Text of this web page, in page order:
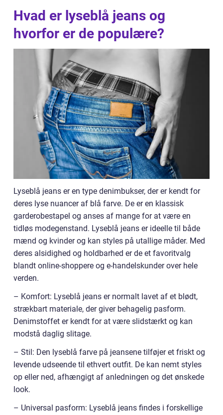
Hvad er lyseblå jeans og
hvorfor er de populære?
Lyseblå jeans er en type denimbukser, der er kendt for
deres lyse nuancer af blå farve. De er en klassisk
garderobestapel og anses af mange for at være en
tidløs modegenstand. Lyseblå jeans er ideelle til både
mænd og kvinder og kan styles på utallige måder. Med
deres alsidighed og holdbarhed er de et favoritvalg
blandt online-shoppere og e-handelskunder over hele
verden.
– Komfort: Lyseblå jeans er normalt lavet af et blødt,
strækbart materiale, der giver behagelig pasform.
Denimstoffet er kendt for at være slidstærkt og kan
modstå daglig slitage.
– Stil: Den lyseblå farve på jeansene tilføjer et friskt og
levende udseende til ethvert outfit. De kan nemt styles
op eller ned, afhængigt af anledningen og det ønskede
look.
– Universal pasform: Lyseblå jeans findes i forskellige